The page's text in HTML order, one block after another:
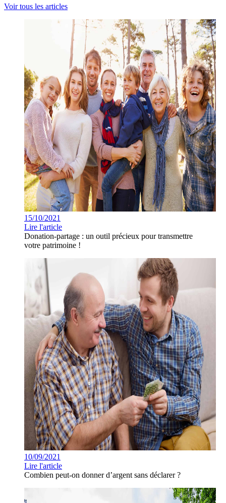
Voir tous les articles
15/10/2021
Lire l'article
Donation-partage : un outil précieux pour transmettre
votre patrimoine !
10/09/2021
Lire l'article
Combien peut-on donner d’argent sans déclarer ?